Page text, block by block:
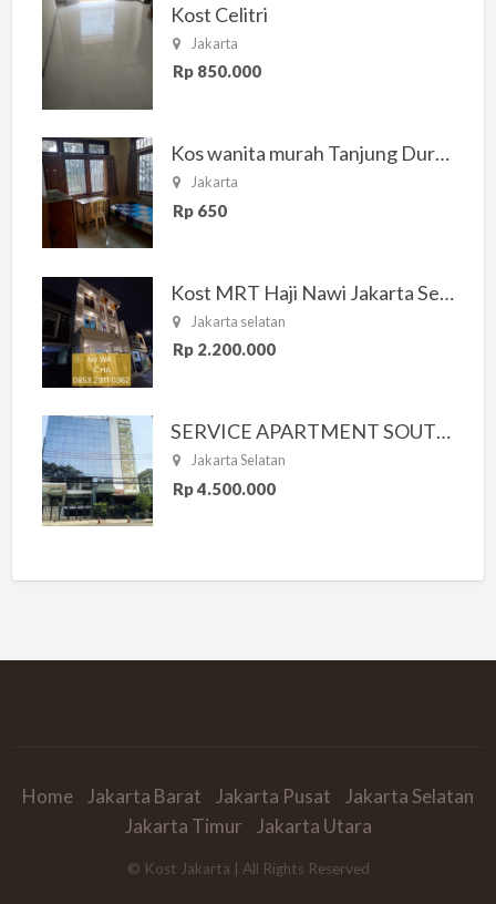
Kost Celitri
Jakarta
Rp 850.000
Kos wanita murah Tanjung Duren Jakarta Barat
Jakarta
Rp 650
Kost MRT Haji Nawi Jakarta Selatan
Jakarta selatan
Rp 2.200.000
SERVICE APARTMENT SOUTH RESIDENCE
Jakarta Selatan
Rp 4.500.000
Home Jakarta Barat Jakarta Pusat
Jakarta Selatan
Jakarta Timur
Jakarta Utara
© Kost Jakarta | All Rights Reserved